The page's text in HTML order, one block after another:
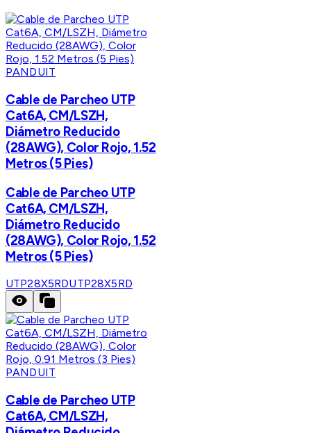
PANDUIT
Cable de Parcheo UTP
Cat6A, CM/LSZH,
Diámetro Reducido
(28AWG), Color Rojo, 1.52
Metros (5 Pies)
Cable de Parcheo UTP
Cat6A, CM/LSZH,
Diámetro Reducido
(28AWG), Color Rojo, 1.52
Metros (5 Pies)
UTP28X5RDUTP28X5RD
PANDUIT
Cable de Parcheo UTP
Cat6A, CM/LSZH,